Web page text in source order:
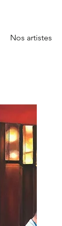
Nos artistes